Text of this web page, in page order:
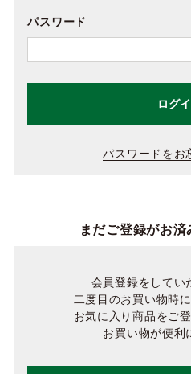
パスワード
ログ
パスワードをお
まだご登録がお
会員登録をしてい
二度目のお買い物時
お気に入り商品をご
お買い物が便利